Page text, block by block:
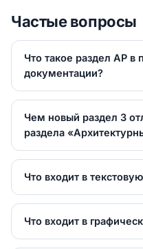
Частые вопросы
Что такое раздел АР в
документации?
Чем новый раздел 3
раздела
Что входит в
Что входит в